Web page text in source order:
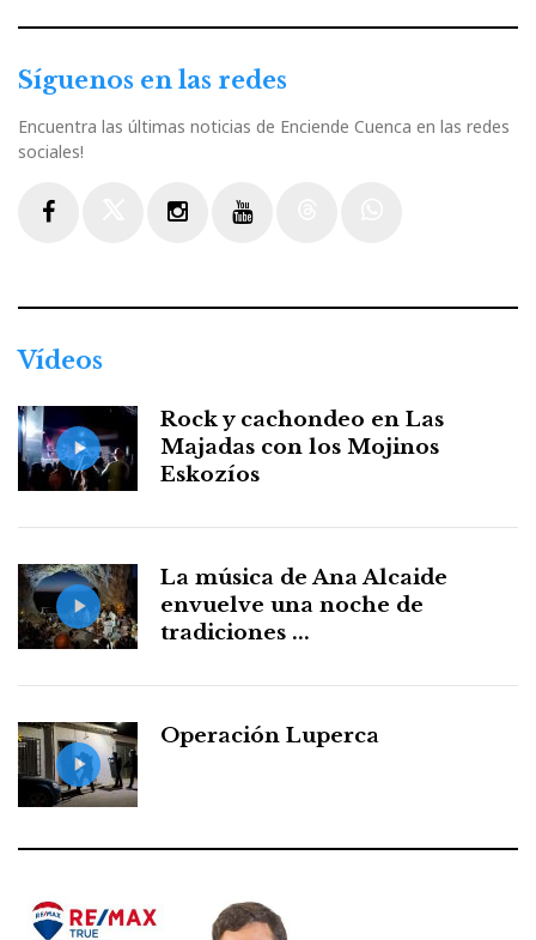
Síguenos en las redes
Encuentra las últimas noticias de Enciende Cuenca en las redes
sociales!
Vídeos
Rock y cachondeo en Las
Majadas con los Mojinos
Eskozíos
La música de Ana Alcaide
envuelve una noche de
tradiciones ...
Operación Luperca